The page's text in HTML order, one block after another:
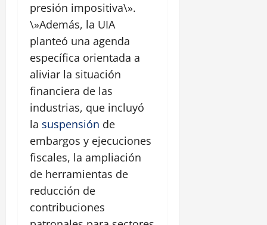
presión impositiva\».
\»Además, la UIA
planteó una agenda
específica orientada a
aliviar la situación
financiera de las
industrias, que incluyó
la suspensión de
embargos y ejecuciones
fiscales, la ampliación
de herramientas de
reducción de
contribuciones